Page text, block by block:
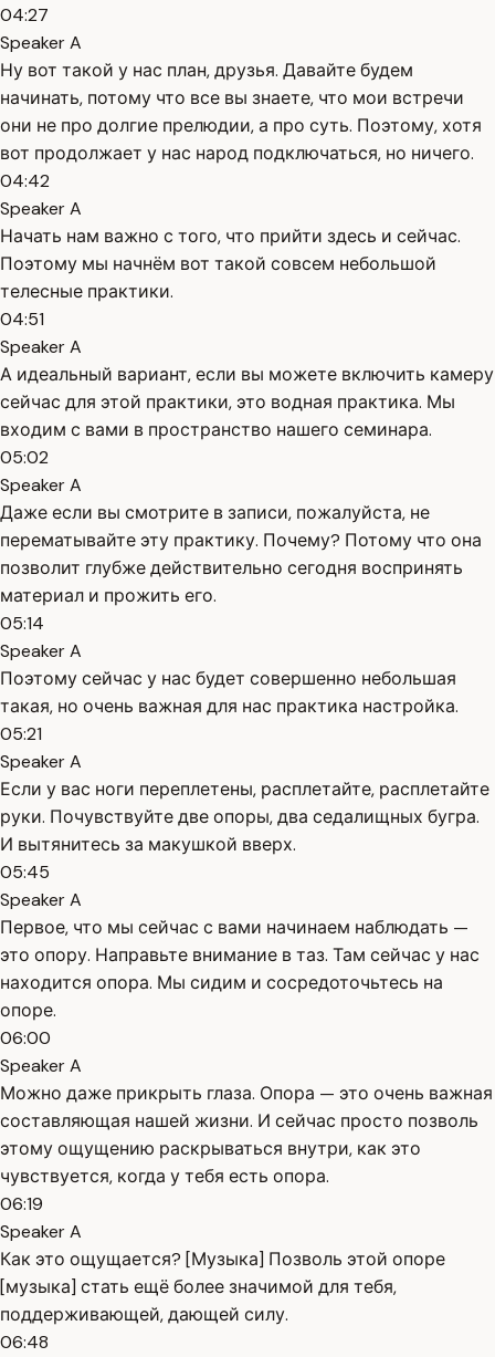
04:27
Speaker A
Ну вот такой у нас план, друзья. Давайте будем
начинать, потому что все вы знаете, что мои встречи
они не про долгие прелюдии, а про суть. Поэтому, хотя
вот продолжает у нас народ подключаться, но ничего.
04:42
Speaker A
Начать нам важно с того, что прийти здесь и сейчас.
Поэтому мы начнём вот такой совсем небольшой
телесные практики.
04:51
Speaker A
А идеальный вариант, если вы можете включить камеру
сейчас для этой практики, это водная практика. Мы
входим с вами в пространство нашего семинара.
05:02
Speaker A
Даже если вы смотрите в записи, пожалуйста, не
перематывайте эту практику. Почему? Потому что она
позволит глубже действительно сегодня воспринять
материал и прожить его.
05:14
Speaker A
Поэтому сейчас у нас будет совершенно небольшая
такая, но очень важная для нас практика настройка.
05:21
Speaker A
Если у вас ноги переплетены, расплетайте, расплетайте
руки. Почувствуйте две опоры, два седалищных бугра.
И вытянитесь за макушкой вверх.
05:45
Speaker A
Первое, что мы сейчас с вами начинаем наблюдать —
это опору. Направьте внимание в таз. Там сейчас у нас
находится опора. Мы сидим и сосредоточьтесь на
опоре.
06:00
Speaker A
Можно даже прикрыть глаза. Опора — это очень важная
составляющая нашей жизни. И сейчас просто позволь
этому ощущению раскрываться внутри, как это
чувствуется, когда у тебя есть опора.
06:19
Speaker A
Как это ощущается? [Музыка] Позволь этой опоре
[музыка] стать ещё более значимой для тебя,
поддерживающей, дающей силу.
06:48